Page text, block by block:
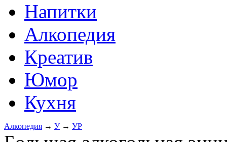
Напитки
Алкопедия
Креатив
Юмор
Кухня
Алкопедия → У→ УР